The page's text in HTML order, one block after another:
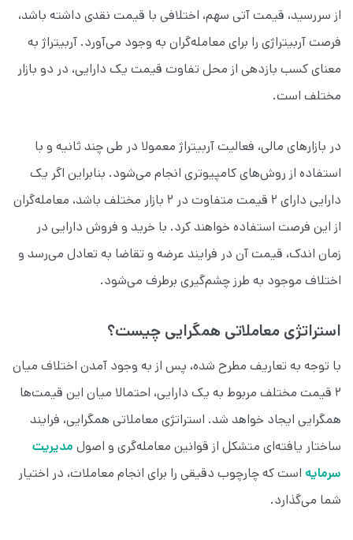
از سررسید، قیمت آتی سهم، اختلافی با قیمت نقدی داشته باشد،
فرصت آربیتراژی را برای معامله‌گران به وجود می‌آورد. آربیتراژ به
معنای کسب بازدهی از محل تفاوت قیمت یک دارایی، در دو بازار
مختلف است.
در بازارهای مالی، فعالیت آربیتراژ معمولا در طی چند ثانیه و با
استفاده از روش‌های کامپیوتری انجام می‌شود. بنابراین اگر یک
دارایی دارای ۲ قیمت متفاوت در ۲ بازار مختلف باشد، معامله‌گران
از این فرصت استفاده خواهند کرد. با خرید و فروش دارایی در
زمان اندک، قیمت آن در فرایند عرضه و تقاضا به تعادل می‌رسد و
اختلاف موجود به طرز چشم‌گیری برطرف می‌شود.
استراتژی معاملاتی همگرایی چیست؟
با توجه به تعاریف مطرح شده،‌ پس از به وجود آمدن اختلاف میان
۲ قیمت مختلف مربوط به یک دارایی، احتمالا میان این قیمت‌ها
همگرایی ایجاد خواهد شد. استراتژی معاملاتی همگرایی، فرایند
ساختار یافته‌ای متشکل از قوانین معامله‌گری و اصول مدیریت
سرمایه است که چارچوب دقیقی را برای انجام معاملات، در اختیار
شما می‌گذارد.